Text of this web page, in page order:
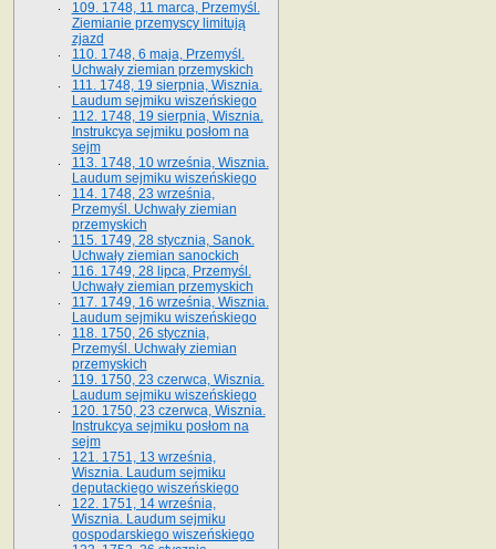
109. 1748, 11 marca, Przemyśl.
Ziemianie przemyscy limitują
zjazd
110. 1748, 6 maja, Przemyśl.
Uchwały ziemian przemyskich
111. 1748, 19 sierpnia, Wisznia.
Laudum sejmiku wiszeńskiego
112. 1748, 19 sierpnia, Wisznia.
Instrukcya sejmiku posłom na
sejm
113. 1748, 10 września, Wisznia.
Laudum sejmiku wiszeńskiego
114. 1748, 23 września,
Przemyśl. Uchwały ziemian
przemyskich
115. 1749, 28 stycznia, Sanok.
Uchwały ziemian sanockich
116. 1749, 28 lipca, Przemyśl.
Uchwały ziemian przemyskich
117. 1749, 16 września, Wisznia.
Laudum sejmiku wiszeńskiego
118. 1750, 26 stycznia,
Przemyśl. Uchwały ziemian
przemyskich
119. 1750, 23 czerwca, Wisznia.
Laudum sejmiku wiszeńskiego
120. 1750, 23 czerwca, Wisznia.
Instrukcya sejmiku posłom na
sejm
121. 1751, 13 września,
Wisznia. Laudum sejmiku
deputackiego wiszeńskiego
122. 1751, 14 września,
Wisznia. Laudum sejmiku
gospodarskiego wiszeńskiego